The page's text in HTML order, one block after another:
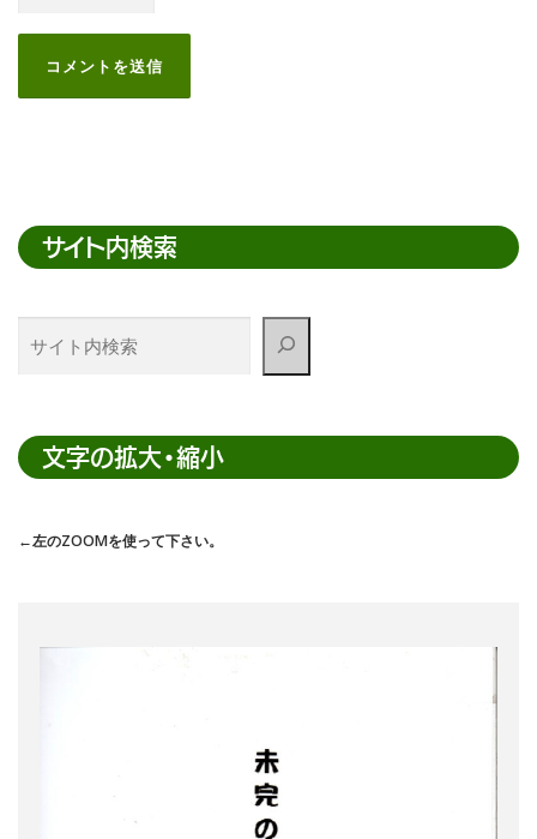
サイト内検索
検
索
文字の拡大・縮小
←左のZOOMを使って下さい。